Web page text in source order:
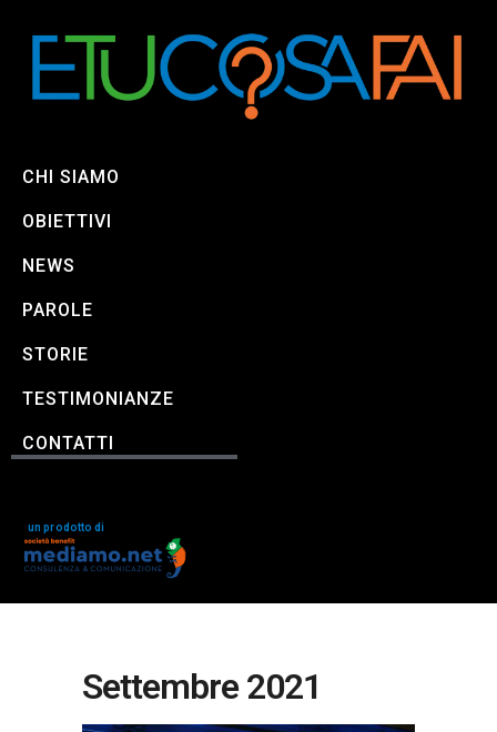
CHI SIAMO
OBIETTIVI
NEWS
PAROLE
STORIE
TESTIMONIANZE
CONTATTI
un prodotto di
Settembre 2021